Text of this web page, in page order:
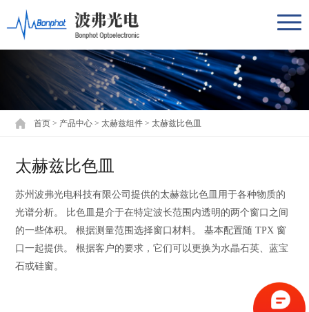
首页 > 产品中心 >太赫兹组件 >太赫兹比色皿
太赫兹比色皿
苏州波弗光电科技有限公司提供的太赫兹比色皿用于各种物质的
光谱分析。 比色皿是介于在特定波长范围内透明的两个窗口之间
的一些体积。 根据测量范围选择窗口材料。 基本配置随 TPX 窗
口一起提供。 根据客户的要求，它们可以更换为水晶石英、蓝宝
石或硅窗。